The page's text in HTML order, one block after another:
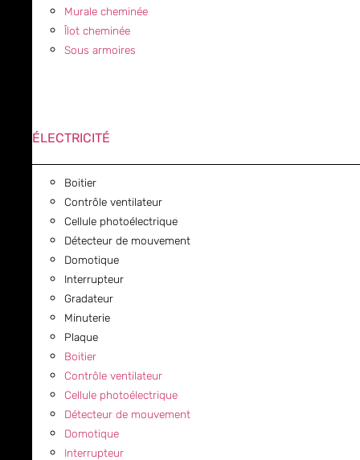
Murale cheminée
Îlot cheminée
Sous armoires
ÉLECTRICITÉ
Boitier
Contrôle ventilateur
Cellule photoélectrique
Détecteur de mouvement
Domotique
Interrupteur
Gradateur
Minuterie
Plaque
Boitier
Contrôle ventilateur
Cellule photoélectrique
Détecteur de mouvement
Domotique
Interrupteur